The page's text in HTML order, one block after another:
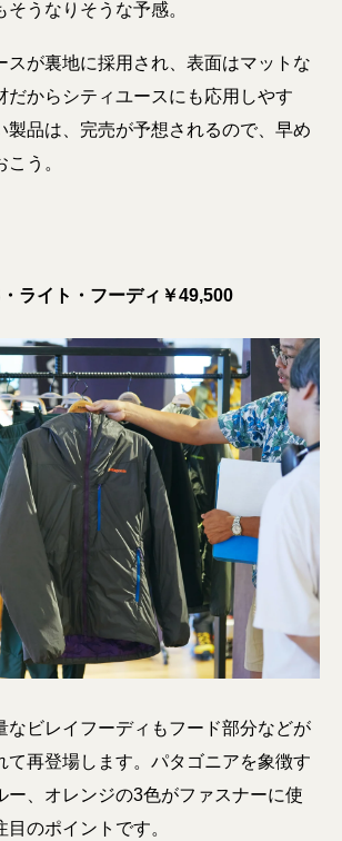
うなりそうな予感。
スが裏地に採用され、表面はマットな
だからシティユースにも応用しやす
製品は、完売が予想されるので、早め
う。
ライト・フーディ￥49,500
なビレイフーディもフード部分などが
て再登場します。パタゴニアを象徴す
ー、オレンジの3色がファスナーに使
のポイントです。